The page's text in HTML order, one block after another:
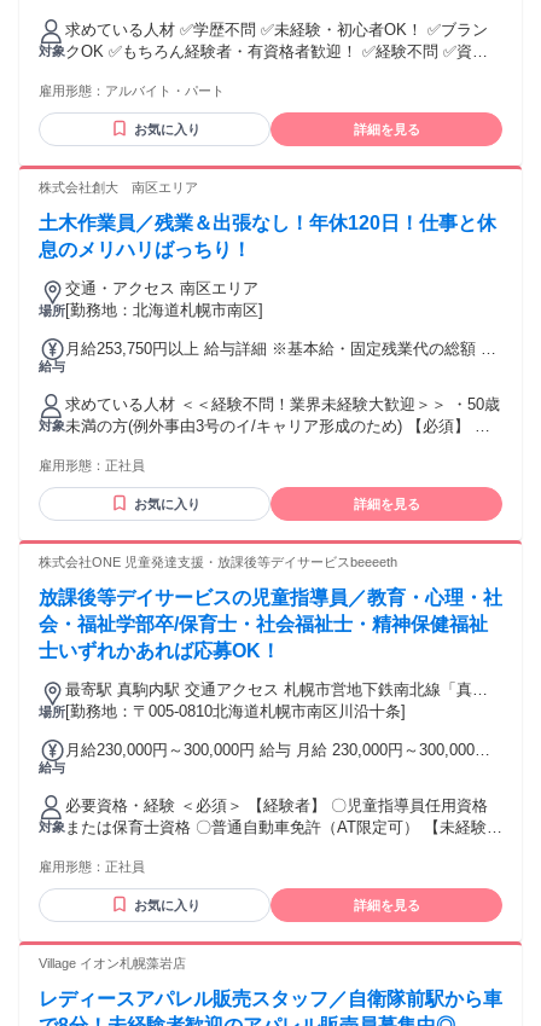
3万円支給 ┗支給実績多数 ⭐100％達成で最大5万円支給!!
対象
求めている人材 ✅学歴不問 ✅未経験・初心者OK！ ✅ブラン
クOK ✅もちろん経験者・有資格者歓迎！ ✅経験不問 ✅資格
ススメ！》 ✨将来的に正社員として働きたい方 ✨がっつり稼
ぎたい方 ✨頑張りを収入に反映させたい方 ✨接客業経験を活
かしたい方 《このような経験を活かしている方多数》 ✨アパ
の ホールスタッフ経験 ✨コールセンターなどでの電話対応経
ービス業などでの接客経験 接客や人と関わる仕事の経験はも
ちろん、 事務や受付などの経験も活かせる環境です◎ 未経験
数活躍しています。
雇用形態： アルバイト・パート
お気に入り 詳細を見る
株式会社創大 南区エリア
土木作業員／残業＆出張なし！年休120日！仕事と休
息のメリハリばっちり！
場所
交通・アクセス 南区エリア
[勤務地：北海道札幌市南区]
給与
月給253,750円以上 給与詳細 ※基本給・固定残業代の総額 基
円（固定残業時間：1ヶ月あたり40時間） 固定残業時間を超
えた勤務時間については別途残業代を支給する 【一律手当】
全員に一律で支払われる通勤・皆勤・家族手当金額：なし 全
員に一律で支払われるその他手当金額：なし ＜日給も選択可
実】 ・家族手当:5000円/人 ・残業手当 ・深夜手当 ・休日手
当 ・資格手当
対象
求めている人材 ＜＜経験不問！業界未経験大歓迎＞＞ ・50歳
未満の方(例外事由3号のイ/キャリア形成のため) 【必須】 普
着率抜群！＞＞ 創業時より働いているスタッフも活躍中！ 長
年働いてくれているベテランさんの引退も近くなってきたこ
ともあり、会社のこれからを一緒に創ってくれる仲間をお待
雇用形態： 正社員
お気に入り 詳細を見る
株式会社ONE 児童発達支援・放課後等デイサービスbeeeeth
放課後等デイサービスの児童指導員／教育・心理・社
会・福祉学部卒/保育士・社会福祉士・精神保健福祉
士いずれかあれば応募OK！
場所
最寄駅 真駒内駅 交通アクセス 札幌市営地下鉄南北線「真駒
内駅」より車で8分 〇車通勤OK（無料駐車場あり）
[勤務地：〒005-0810北海道札幌市南区川沿十条]
給与
月給230,000円～300,000円 給与 月給 230,000円～300,000円
ます 実務未経験の方は月給200,000円～の支給となります。
※給与は前職の給与や経験を考慮し決定いたします。 ※処遇
改善あり 〇資格手当（5,000～30,000円） 〇処遇改善手当
（～55,000円） 〇役職手当（30,000円） 〇昇給（年1回／4
対象
必要資格・経験 ＜必須＞ 【経験者】 〇児童指導員任用資格
または保育士資格 〇普通自動車免許（AT限定可） 【未経験
童指導員」として働けます！ ＜学歴・資格に関する要素＞ ・
大学または大学院で指定学部を卒業 （社会福祉学、心理学、
教育学、社会学の学部・学科） ・教員免許をお持ちの方 （幼
は 精神保健福祉士 ・厚生労働大臣指定の養成施設を卒業 ＜
〇発達特性のある子どもへの支援、集団活動の運営、行動面
雇用形態： 正社員
お気に入り 詳細を見る
Village イオン札幌藻岩店
レディースアパレル販売スタッフ／自衛隊前駅から車